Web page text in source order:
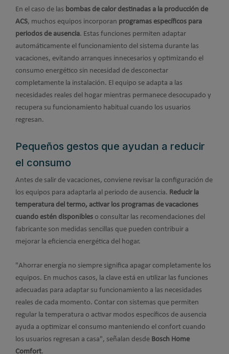
En el caso de las bombas de calor destinadas a la producción de
ACS, muchos equipos incorporan programas específicos para
periodos de ausencia. Estas funciones permiten adaptar
automáticamente el funcionamiento del sistema durante las
vacaciones, evitando arranques innecesarios y optimizando el
consumo energético sin necesidad de desconectar
completamente la instalación. El equipo se adapta a las
necesidades reales del hogar mientras permanece desocupado y
recupera su funcionamiento habitual cuando los usuarios
regresan.
Pequeños gestos que ayudan a reducir
el consumo
Antes de salir de vacaciones, conviene revisar la configuración de
los equipos para adaptarla al periodo de ausencia. Reducir la
temperatura del termo, activar los programas de vacaciones
cuando estén disponibles o consultar las recomendaciones del
fabricante son medidas sencillas que pueden contribuir a
mejorar la eficiencia energética del hogar.
"Ahorrar energía no siempre significa apagar completamente los
equipos. En muchos casos, la clave está en utilizar las funciones
adecuadas para adaptar su funcionamiento a las necesidades
reales de cada momento. Contar con sistemas que permiten
regular la temperatura o activar modos específicos de ausencia
ayuda a optimizar el consumo manteniendo el confort cuando
los usuarios regresan a casa", señalan desde Bosch Home
Comfort.